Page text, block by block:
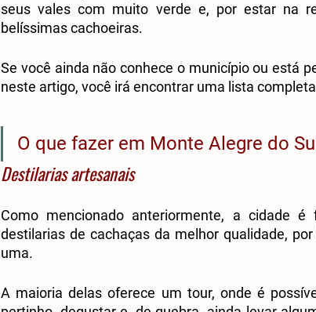
seus vales com muito verde e, por estar na
belíssimas cachoeiras.
Se você ainda não conhece o município ou está
neste artigo, você irá encontrar uma lista
O que fazer em Monte Alegre do
Destilarias artesanais
Como mencionado anteriormente, a cidade
destilarias de cachaças da melhor qualidade,
uma.
A maioria delas oferece um tour, onde é